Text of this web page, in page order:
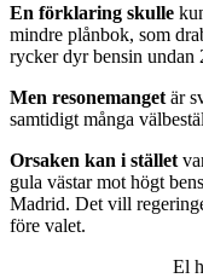
En förklaring skulle
mindre plånbok, som
rycker dyr bensin undan
Men resonemanget är
samtidigt många
Orsaken kan i stället
gula västar mot högt
Madrid. Det vill
före valet.
El